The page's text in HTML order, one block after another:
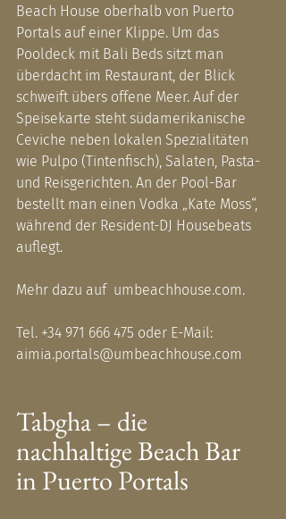
Beach House oberhalb von Puerto
Portals auf einer Klippe. Um das
Pooldeck mit Bali Beds sitzt man
überdacht im Restaurant, der Blick
schweift übers offene Meer. Auf der
Speisekarte steht südamerikanische
Ceviche neben lokalen Spezialitäten
wie Pulpo (Tintenfisch), Salaten, Pasta-
und Reisgerichten. An der Pool-Bar
bestellt man einen Vodka „Kate Moss“,
während der Resident-DJ Housebeats
auflegt.
Mehr dazu auf umbeachhouse.com.
Tel. +34 971 666 475 oder E-Mail:
aimia.portals@umbeachhouse.com
Tabgha – die
nachhaltige Beach Bar
in Puerto Portals